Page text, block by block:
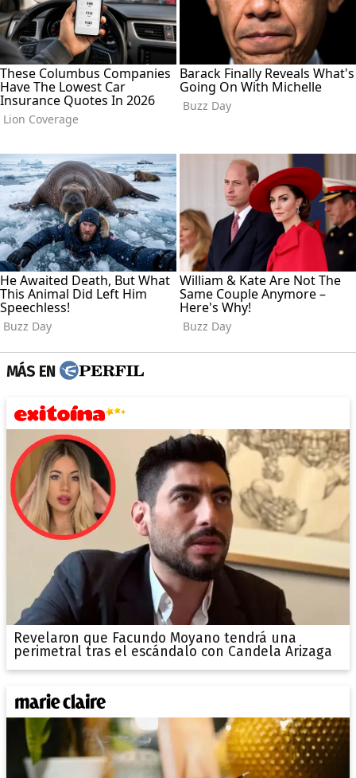
MÁS EN
Revelaron que Facundo Moyano tendrá una
perimetral tras el escándalo con Candela Arizaga